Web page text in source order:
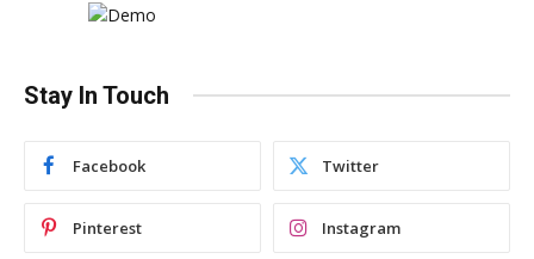
Stay In Touch
Facebook Twitter
Pinterest Instagram